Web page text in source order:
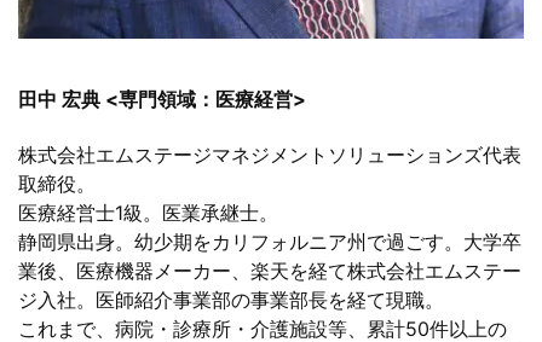
田中 宏典 <専門領域：医療経営>
株式会社エムステージマネジメントソリューションズ代表
取締役。
医療経営士1級。医業承継士。
静岡県出身。幼少期をカリフォルニア州で過ごす。大学卒
業後、医療機器メーカー、楽天を経て株式会社エムステー
ジ入社。医師紹介事業部の事業部長を経て現職。
これまで、病院・診療所・介護施設等、累計50件以上の